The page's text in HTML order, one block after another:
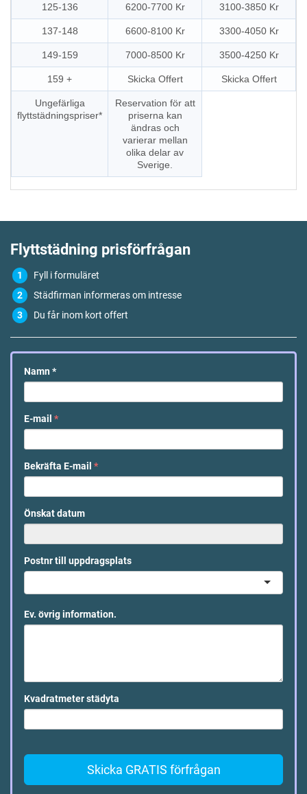
125-136 6200-7700 Kr 3100-3850 Kr
137-148 6600-8100 Kr 3300-4050 Kr
149-159 7000-8500 Kr 3500-4250 Kr
159 + Skicka Offert Skicka Offert
Ungefärliga
flyttstädningspriser*
Reservation för att
priserna kan
ändras och
varierar mellan
olika delar av
Sverige.
Flyttstädning prisförfrågan
Fyll i formuläret
Städfirman informeras om intresse
Du får inom kort offert
Namn *
E-mail *
Bekräfta E-mail *
Önskat datum
Postnr till uppdragsplats
Ev. övrig information.
Kvadratmeter städyta
Skicka GRATIS förfrågan